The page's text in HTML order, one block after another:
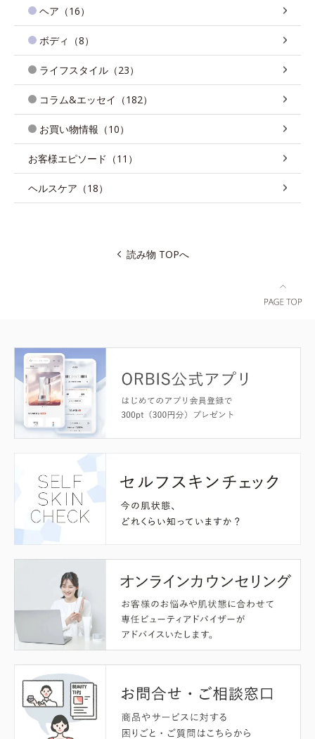
ヘア（16）
ボディ（8）
ライフスタイル（23）
コラム&エッセイ（182）
お買い物情報（10）
お客様エピソード（11）
ヘルスケア（18）
読み物 TOPへ